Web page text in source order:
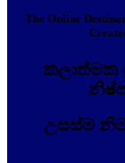
The Online
කලාත්මක
උසස්ම